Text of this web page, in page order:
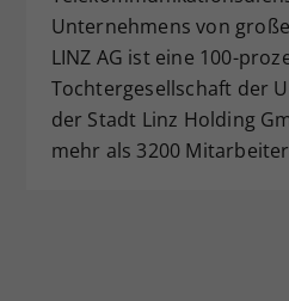
Unternehmens von
LINZ AG ist eine 100-
Tochtergesellschaft der
der Stadt Linz Holding
mehr als 3200